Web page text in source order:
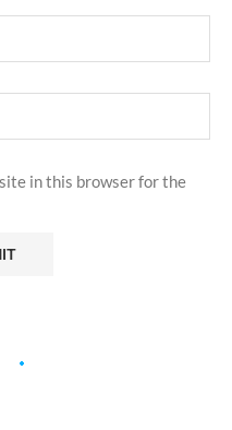
in this browser for the